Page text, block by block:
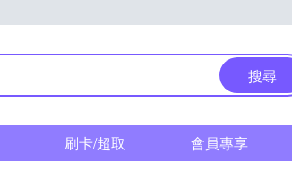
搜尋
刷卡/超取 會員專享